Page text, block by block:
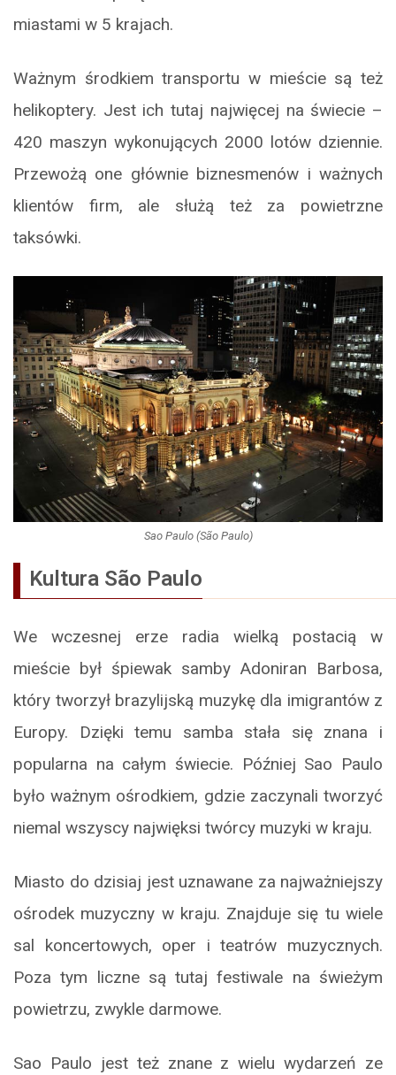
miastami w 5 krajach.
Ważnym środkiem transportu w mieście są też
helikoptery. Jest ich tutaj najwięcej na świecie –
420 maszyn wykonujących 2000 lotów dziennie.
Przewożą one głównie biznesmenów i ważnych
klientów firm, ale służą też za powietrzne
taksówki.
Sao Paulo (São Paulo)
Kultura São Paulo
We wczesnej erze radia wielką postacią w
mieście był śpiewak samby Adoniran Barbosa,
który tworzył brazylijską muzykę dla imigrantów z
Europy. Dzięki temu samba stała się znana i
popularna na całym świecie. Później Sao Paulo
było ważnym ośrodkiem, gdzie zaczynali tworzyć
niemal wszyscy najwięksi twórcy muzyki w kraju.
Miasto do dzisiaj jest uznawane za najważniejszy
ośrodek muzyczny w kraju. Znajduje się tu wiele
sal koncertowych, oper i teatrów muzycznych.
Poza tym liczne są tutaj festiwale na świeżym
powietrzu, zwykle darmowe.
Sao Paulo jest też znane z wielu wydarzeń ze